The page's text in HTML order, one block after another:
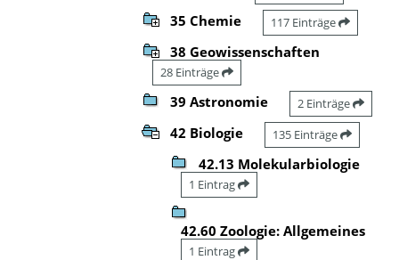
35 Chemie 117 Einträge
38 Geowissenschaften
28 Einträge
39 Astronomie 2 Einträge
42 Biologie 135 Einträge
42.13 Molekularbiologie
1 Eintrag
42.60 Zoologie: Allgemeines
1 Eintrag